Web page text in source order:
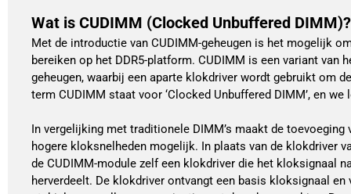
Wat is CUDIMM (Clocked Unbuffered DIMM)?
Met de introductie van CUDIMM-geheugen is het mogelijk
bereiken op het DDR5-platform. CUDIMM is een variant van
geheugen, waarbij een aparte klokdriver wordt gebruikt om
term CUDIMM staat voor ‘Clocked Unbuffered DIMM’, en
In vergelijking met traditionele DIMM’s maakt de toevoeging
hogere kloksnelheden mogelijk. In plaats van de klokdriver
de CUDIMM-module zelf een klokdriver die het kloksignaal
herverdeelt. De klokdriver ontvangt een basis kloksignaal